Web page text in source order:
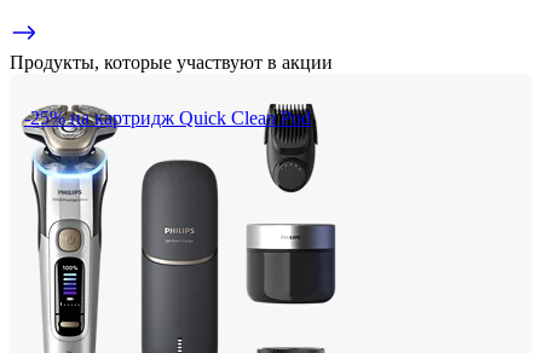
Продукты, которые участвуют в акции
-25% на картридж Quick Clean Pod